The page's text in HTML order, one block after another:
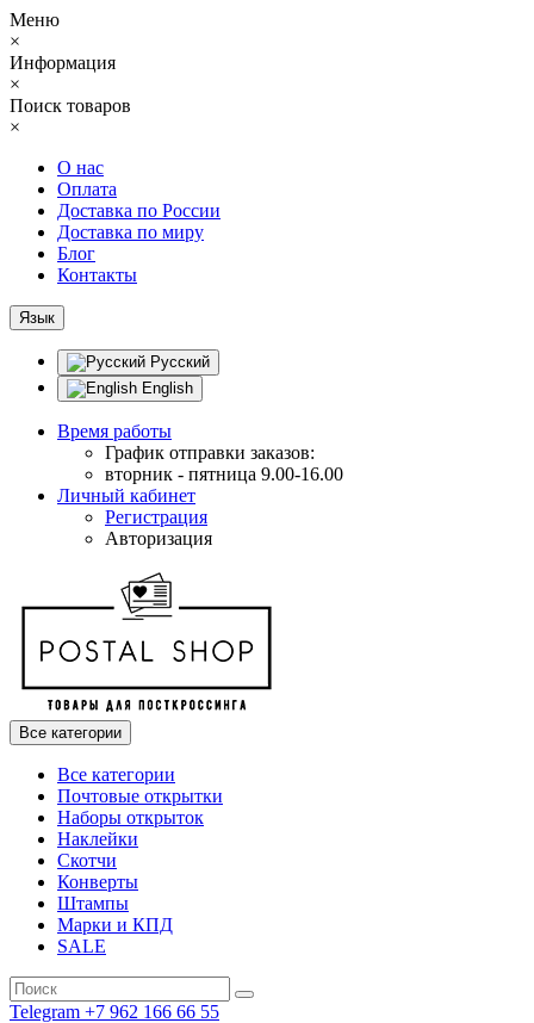
Меню
×
Информация
×
Поиск товаров
×
О нас
Оплата
Доставка по России
Доставка по миру
Блог
Контакты
Язык
Русский
English
Время работы
График отправки заказов:
вторник - пятница 9.00-16.00
Личный кабинет
Регистрация
Авторизация
Все категории
Все категории
Почтовые открытки
Наборы открыток
Наклейки
Скотчи
Конверты
Штампы
Марки и КПД
SALE
Telegram +7 962 166 66 55